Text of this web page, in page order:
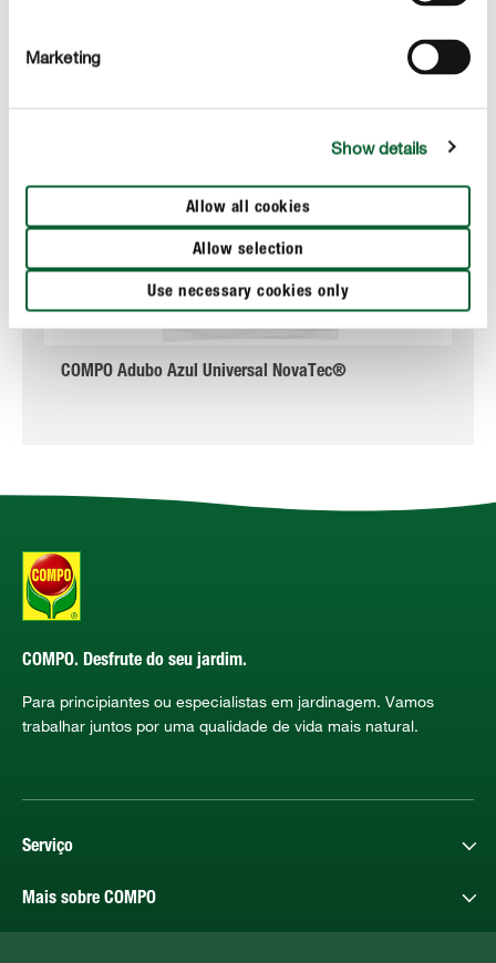
Marketing
Show details
Allow all cookies
Allow selection
Use necessary cookies only
COMPO Adubo Azul Universal NovaTec®
COMPO. Desfrute do seu jardim.
Para principiantes ou especialistas em jardinagem. Vamos
trabalhar juntos por uma qualidade de vida mais natural.
Serviço
Mais sobre COMPO